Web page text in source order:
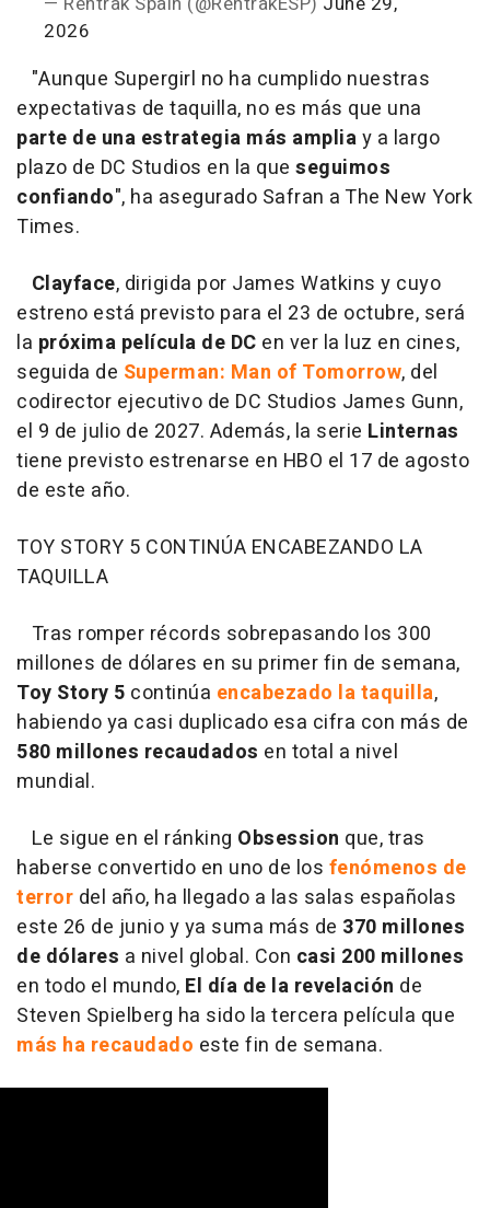
2026
"Aunque Supergirl no ha cumplido nuestras
expectativas de taquilla, no es más que una
parte de una estrategia más ampliay a largo
plazo de DC Studios en la que seguimos
confiando", ha asegurado Safran a The New York
Times.
Clayface, dirigida por James Watkins y cuyo
estreno está previsto para el 23 de octubre, será
la próxima película de DC en ver la luz en cines,
seguida de Superman: Man of Tomorrow, del
codirector ejecutivo de DC Studios James Gunn,
el 9 de julio de 2027. Además, la serie Linternas
tiene previsto estrenarse en HBO el 17 de agosto
de este año.
TOY STORY 5 CONTINÚA ENCABEZANDO LA
TAQUILLA
Tras romper récords sobrepasando los 300
millones de dólares en su primer fin de semana,
Toy Story 5 continúa encabezado la taquilla,
habiendo ya casi duplicado esa cifra con más de
580 millones recaudados en total a nivel
mundial.
Le sigue en el ránking Obsession que, tras
haberse convertido en uno de los fenómenos de
terror del año, ha llegado a las salas españolas
este 26 de junio y ya suma más de 370 millones
de dólares a nivel global. Con casi 200 millones
en todo el mundo, El día de la revelación de
Steven Spielberg ha sido la tercera película que
más ha recaudado este fin de semana.